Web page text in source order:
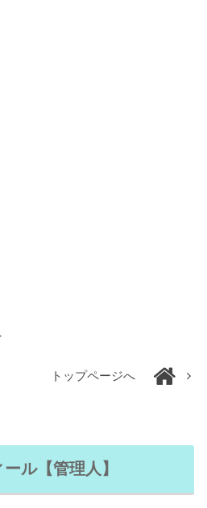
トップページへ
ル【管理人】